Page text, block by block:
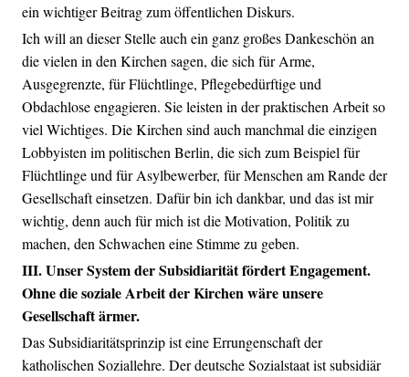
ein wichtiger Beitrag zum öffentlichen Diskurs.
Ich will an dieser Stelle auch ein ganz großes Dankeschön an
die vielen in den Kirchen sagen, die sich für Arme,
Ausgegrenzte, für Flüchtlinge, Pflegebedürftige und
Obdachlose engagieren. Sie leisten in der praktischen Arbeit so
viel Wichtiges. Die Kirchen sind auch manchmal die einzigen
Lobbyisten im politischen Berlin, die sich zum Beispiel für
Flüchtlinge und für Asylbewerber, für Menschen am Rande der
Gesellschaft einsetzen. Dafür bin ich dankbar, und das ist mir
wichtig, denn auch für mich ist die Motivation, Politik zu
machen, den Schwachen eine Stimme zu geben.
III. Unser System der Subsidiarität fördert Engagement.
Ohne die soziale Arbeit der Kirchen wäre unsere
Gesellschaft ärmer.
Das Subsidiaritätsprinzip ist eine Errungenschaft der
katholischen Soziallehre. Der deutsche Sozialstaat ist subsidiär